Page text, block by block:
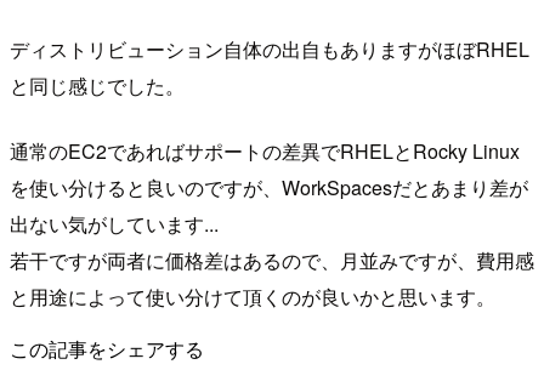
ディストリビューション自体の出自もありますがほぼRHEL
と同じ感じでした。
通常のEC2であればサポートの差異でRHELとRocky Linux
を使い分けると良いのですが、WorkSpacesだとあまり差が
出ない気がしています...
若干ですが両者に価格差はあるので、月並みですが、費用感
と用途によって使い分けて頂くのが良いかと思います。
この記事をシェアする